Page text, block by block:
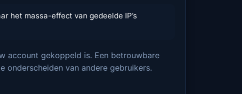
het massa-effect van gedeelde IP’s
account gekoppeld is. Een betrouwbare
van andere gebruikers.